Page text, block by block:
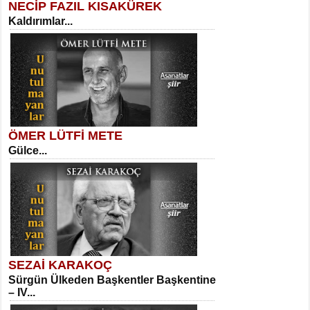
SELAHATTİN YILDIZ
İnsanın Zindanı...
MEHMET TAŞTAN
Vagon’da Bir Şairle...
SITKI CANEY
Oruçla Devrim ve Özgürlüğe…...
Meral Yağmur
Eski Bir Şiir...
Kadir Ünal
Ayağıma Dolanan Yokuş...
Mehmet Çoban
NECİP FAZIL KISAKÜREK
Kaldırımlar...
ÖMER LÜTFİ METE
Gülce...
SEZAİ KARAKOÇ
Sürgün Ülkeden Başkentler Başkentine
– IV...